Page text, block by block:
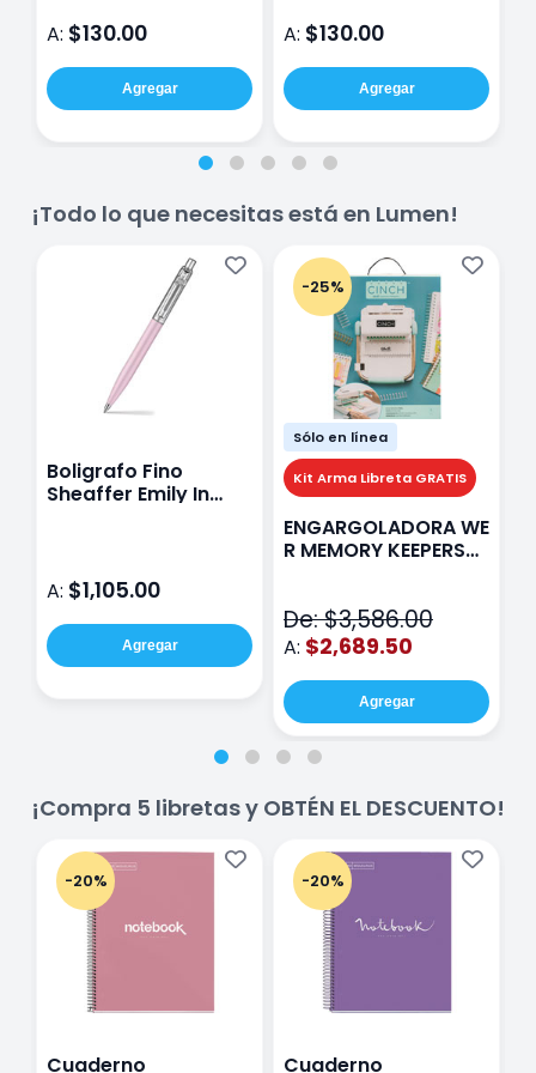
A: $130.00
Agregar
A: $130.00
Agregar
¡Todo lo que necesitas está en Lumen!
Boligrafo Fino
Sheaffer Emily In
A: $1,105.00
Agregar
-25%
Sólo en línea
Kit Arma Libreta GRATIS
ENGARGOLADORA WE
R MEMORY KEEPERS
De: $3,586.00
A: $2,689.50
Agregar
¡Compra 5 libretas y OBTÉN EL DESCUENTO!
-20%
Cuaderno
-20%
Cuaderno